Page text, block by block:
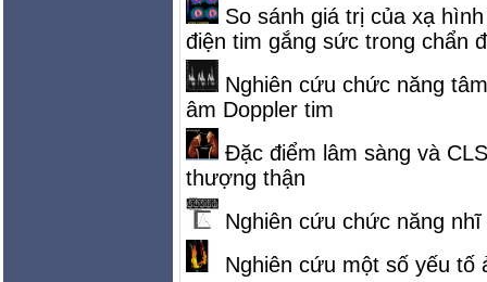
So sánh giá trị của xạ
điện tim gắng sức trong chẩn
Nghiên cứu chức năng
âm Doppler tim
Đặc điểm lâm sàng và
thượng thận
Nghiên cứu chức năng
Nghiên cứu một số yếu